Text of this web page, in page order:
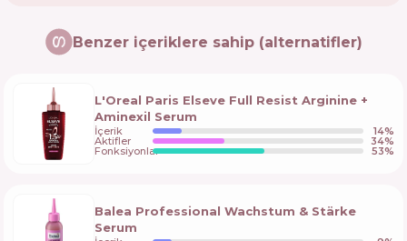
Benzer içeriklere sahip (alternatifler)
L'Oreal Paris Elseve Full Resist Arginine +
Aminexil Serum
İçerik 14%
Aktifler 34%
Fonksiyonlar 53%
Balea Professional Wachstum & Stärke
Serum